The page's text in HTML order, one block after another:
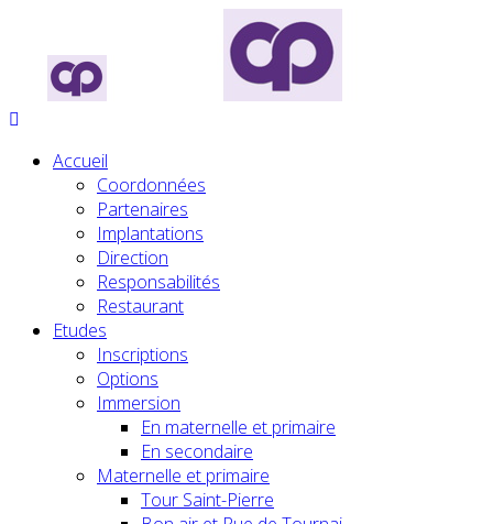
Accueil
Coordonnées
Partenaires
Implantations
Direction
Responsabilités
Restaurant
Etudes
Inscriptions
Options
Immersion
En maternelle et primaire
En secondaire
Maternelle et primaire
Tour Saint-Pierre